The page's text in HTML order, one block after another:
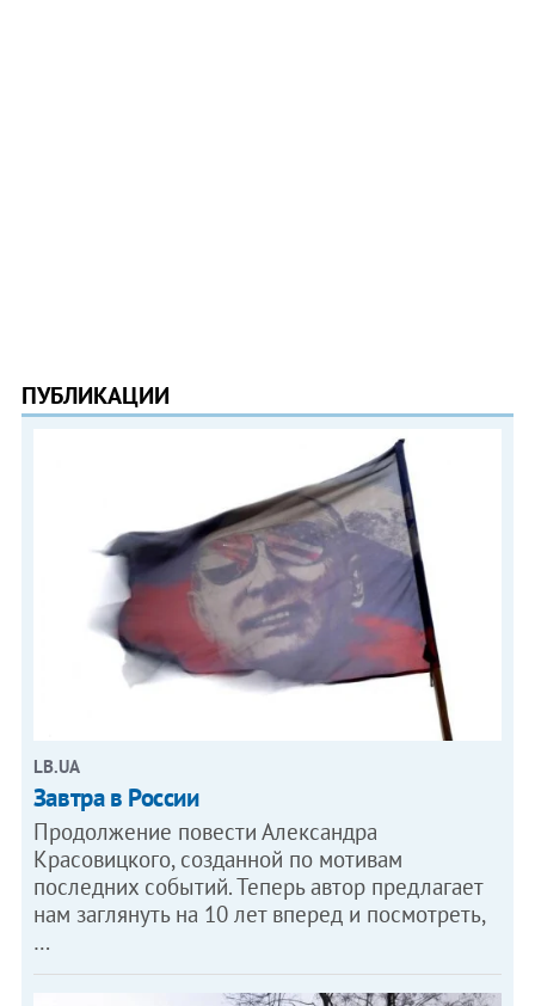
ПУБЛИКАЦИИ
LB.UA
Завтра в России
Продолжение повести Александра
Красовицкого, созданной по мотивам
последних событий. Теперь автор предлагает
нам заглянуть на 10 лет вперед и посмотреть,
…